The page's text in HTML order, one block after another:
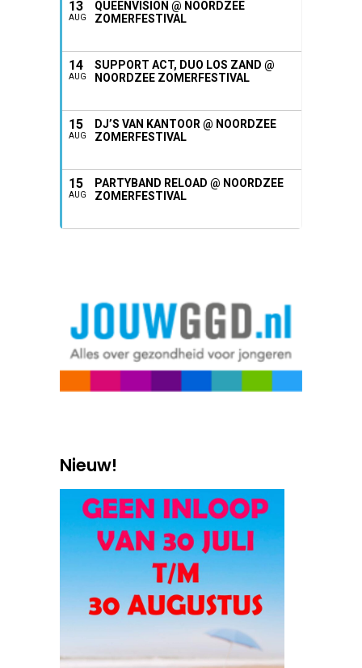
13
AUG
QUEENVISION @ NOORDZEE
ZOMERFESTIVAL
14
AUG
SUPPORT ACT, DUO LOS ZAND @
NOORDZEE ZOMERFESTIVAL
15
AUG
DJ’S VAN KANTOOR @ NOORDZEE
ZOMERFESTIVAL
15
AUG
PARTYBAND RELOAD @ NOORDZEE
ZOMERFESTIVAL
Nieuw!